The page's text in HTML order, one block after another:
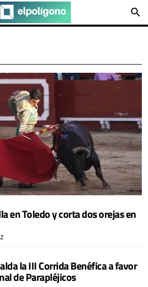
search
en Toledo y corta dos orejas en
la III Corrida Benéfica a favor
de Parapléjicos